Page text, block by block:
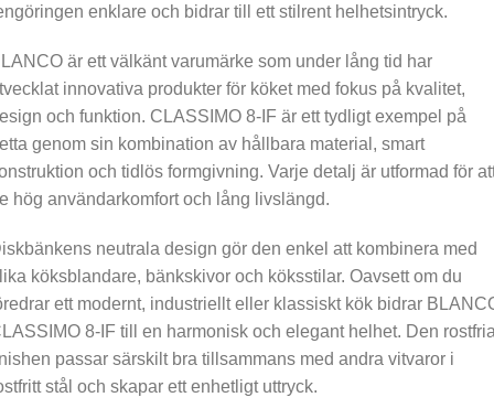
enklare och bidrar till ett stilrent helhetsintryck.
är ett välkänt varumärke som under lång tid har
innovativa produkter för köket med fokus på kvalitet,
och funktion. CLASSIMO 8-IF är ett tydligt exempel på
genom sin kombination av hållbara material, smart
och tidlös formgivning. Varje detalj är utformad för
hög användarkomfort och lång livslängd.
neutrala design gör den enkel att kombinera med
köksblandare, bänkskivor och köksstilar. Oavsett om du
ett modernt, industriellt eller klassiskt kök bidrar
8-IF till en harmonisk och elegant helhet. Den
passar särskilt bra tillsammans med andra vitvaror i
stål och skapar ett enhetligt uttryck.